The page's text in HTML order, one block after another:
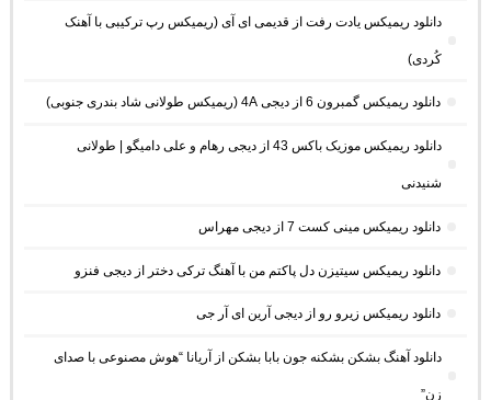
دانلود ریمیکس یادت رفت از قدیمی ای آی (ریمیکس رپ ترکیبی با آهنک
کُردی)
دانلود ریمیکس گمبرون 6 از دیجی 4A (ریمیکس طولانی شاد بندری جنوبی)
دانلود ریمیکس موزیک باکس 43 از دیجی رهام و علی دامیگو | طولانی
شنیدنی
دانلود ریمیکس مینی کست 7 از دیجی مهراس
دانلود ریمیکس سیتیزن دل پاکتم من با آهنگ ترکی دختر از دیجی فنزو
دانلود ریمیکس زیرو رو از دیجی آرین ای آر جی
دانلود آهنگ بشکن بشکنه جون بابا بشکن از آریانا “هوش مصنوعی با صدای
زن”